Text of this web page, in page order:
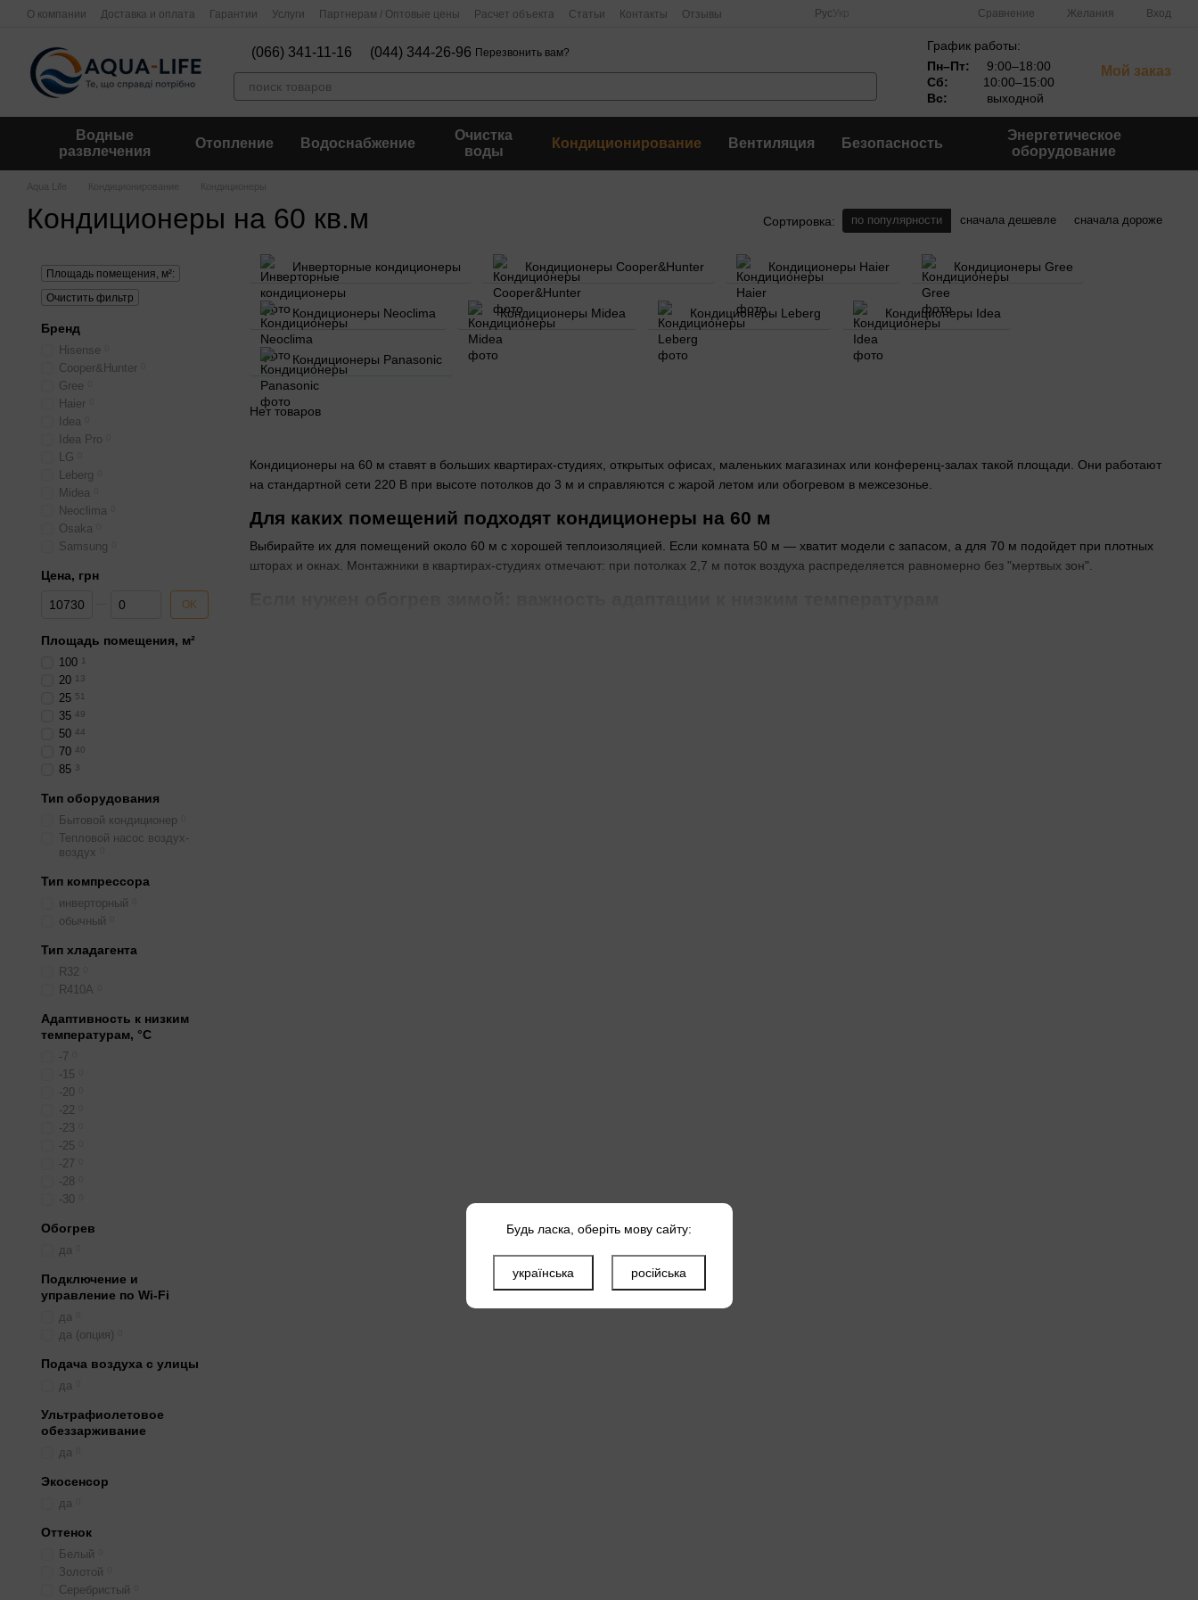
Перейти к основному контенту
О компании Доставка и оплата Гарантии Услуги Партнерам / Оптовые цены Расчет объекта Статьи Контакты Отзывы Рус Сравнение Желания Вход
(066) 341-11-16 (044) 344-26-96 Перезвонить вам?
График работы:
Пн–Пт:
9:00–18:00
Сб:
10:00–15:00
Вс:
выходной
Мой заказ
Водные
развлечения
Отопление Водоснабжение
Очистка
воды
Кондиционирование Вентиляция Безопасность
Энергетическое
оборудование
Aqua Life Кондиционирование Кондиционеры
Кондиционеры на 60 кв.м Сортировка: по популярности сначала дешевле сначала дороже
Инверторные кондиционеры Кондиционеры Cooper&Hunter Кондиционеры Haier Кондиционеры Gree
Кондиционеры Neoclima Кондиционеры Midea Кондиционеры Leberg Кондиционеры Idea
Кондиционеры Panasonic
Кондиционеры на 60 м ставят в больших квартирах-студиях, открытых офисах, маленьких магазинах или конференц-залах такой площади. Они работают
на стандартной сети 220 В при высоте потолков до 3 м и справляются с жарой летом или обогревом в межсезонье.
Для каких помещений подходят кондиционеры на 60 м
Выбирайте их для помещений около 60 м с хорошей теплоизоляцией. Если комната 50 м — хватит модели с запасом, а для 70 м подойдет при плотных
шторах и окнах. Монтажники в квартирах-студиях отмечают: при потолках 2,7 м поток воздуха распределяется равномерно без "мертвых зон".
Нет товаров
Площадь помещения, м²:
Очистить фильтр
Бренд
Hisense
Cooper&Hunter
Gree
Haier
Idea
Idea Pro
LG
Leberg
Midea
Neoclima
Osaka
Samsung
Цена, грн
От Цена, грн
До Цена, грн OK
Площадь помещения, м²
100 1
20 13
25 51
35 49
50 44
70 40
85 3
Тип оборудования
Бытовой кондиционер
Тепловой насос воздух-
воздух
Тип компрессора
инверторный
обычный
Тип хладагента
R32
R410A
Адаптивность к низким
температурам, °С
-7
-15
-20
-22
-23
-25
-27
-28
-30
Обогрев
да
Подключение и
управление по Wi-Fi
да
да (опция)
Подача воздуха с улицы
да
Ультрафиолетовое
обеззарживание
да
Экосенсор
да
Оттенок
Белый
Золотой
Серебристый
Будь ласка, оберіть мову сайту:
українська російська